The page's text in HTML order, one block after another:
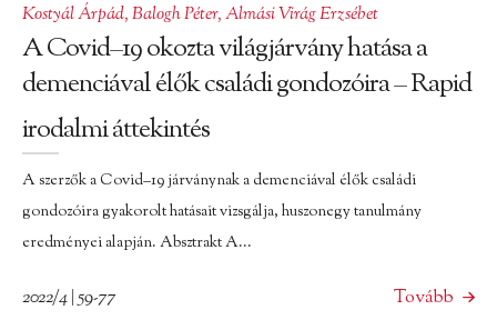
Kostyál Árpád,Balogh Péter,Almási Virág Erzsébet
A Covid–19 okozta világjárvány hatása a
demenciával élők családi gondozóira – Rapid
irodalmi áttekintés
A szerzők a Covid–19 járványnak a demenciával élők családi
gondozóira gyakorolt hatásait vizsgálja, huszonegy tanulmány
eredményei alapján. Absztrakt A...
2022/4 | 59-77 Tovább